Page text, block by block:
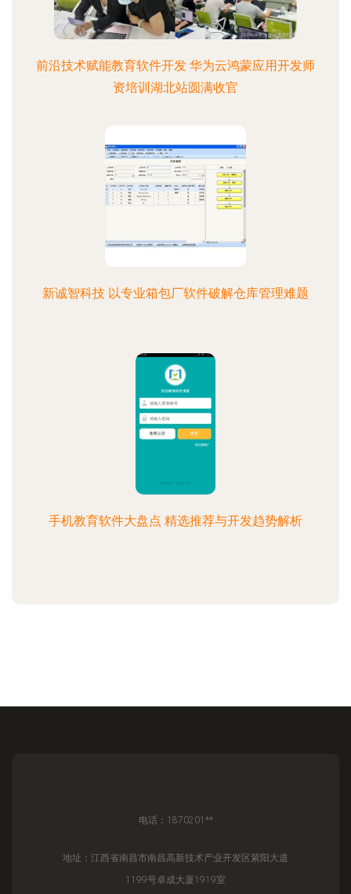
前沿技术赋能教育软件开发 华为云鸿蒙应用开发师
资培训湖北站圆满收官
新诚智科技 以专业箱包厂软件破解仓库管理难题
手机教育软件大盘点 精选推荐与开发趋势解析
电话：1870201**
地址：江西省南昌市南昌高新技术产业开发区紫阳大道
1199号卓成大厦1919室